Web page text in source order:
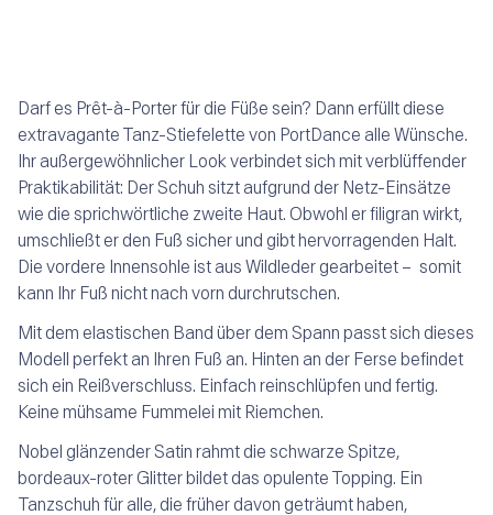
Darf es Prêt-à-Porter für die Füße sein? Dann erfüllt diese
extravagante Tanz-Stiefelette von PortDance alle Wünsche.
Ihr außergewöhnlicher Look verbindet sich mit verblüffender
Praktikabilität: Der Schuh sitzt aufgrund der Netz-Einsätze
wie die sprichwörtliche zweite Haut. Obwohl er filigran wirkt,
umschließt er den Fuß sicher und gibt hervorragenden Halt.
Die vordere Innensohle ist aus Wildleder gearbeitet – somit
kann Ihr Fuß nicht nach vorn durchrutschen.
Mit dem elastischen Band über dem Spann passt sich dieses
Modell perfekt an Ihren Fuß an. Hinten an der Ferse befindet
sich ein Reißverschluss. Einfach reinschlüpfen und fertig.
Keine mühsame Fummelei mit Riemchen.
Nobel glänzender Satin rahmt die schwarze Spitze,
bordeaux-roter Glitter bildet das opulente Topping. Ein
Tanzschuh für alle, die früher davon geträumt haben,